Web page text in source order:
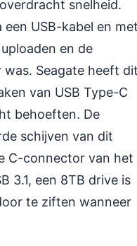
snelheid.
USB-kabel en
en de
was. Seagate heeft
van USB Type-C
behoeften. De
schijven van dit
C-connector van het
3.1, een 8TB drive is
te ziften wanneer